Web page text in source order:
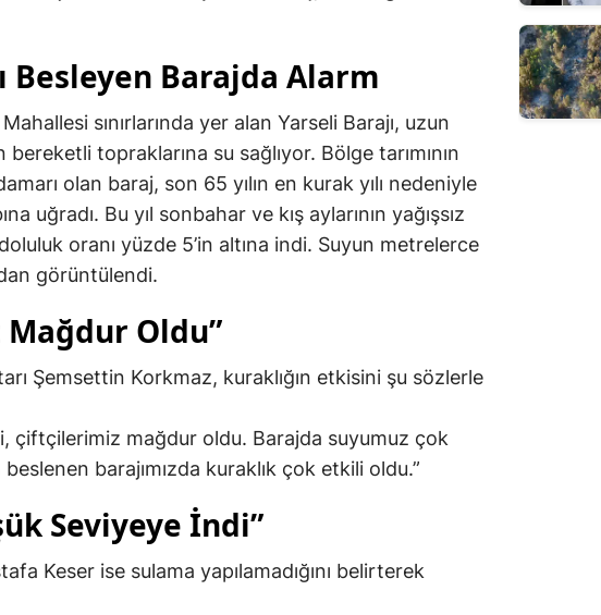
Besleyen Barajda Alarm
sınırlarında yer alan Yarseli Barajı, uzun
bereketli topraklarına su sağlıyor. Bölge tarımının
olan baraj, son 65 yılın en kurak yılı nedeniyle
uğradı. Bu yıl sonbahar ve kış aylarının yağışsız
oranı yüzde 5’in altına indi. Suyun metrelerce
görüntülendi.
Oldu”
Şemsettin Korkmaz, kuraklığın etkisini şu sözlerle
çiftçilerimiz mağdur oldu. Barajda suyumuz çok
barajımızda kuraklık çok etkili oldu.”
Seviyeye İndi”
Keser ise sulama yapılamadığını belirterek